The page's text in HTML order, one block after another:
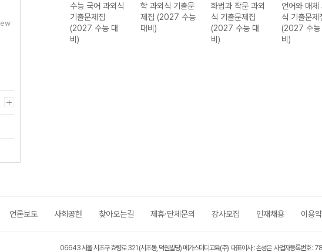
(2027 수능 대
수능 국어 과외식
기출문제집
(2027 수능 대
비)
학 과외식 기출문
제집 (2027 수능
대비)
화법과 작문 과외
식 기출문제집
(2027 수능 대
비)
언어와 매체
식 기출문제
(2027 수능
비)
언론보도 사회공헌 찾아오는길 제휴·단체문의 강사모집 인재채용 이용
06643 서울 서초구 효령로 321 (서초동, 덕원빌딩) 메가스터디교육(주) 대표이사 : 손성은 사업자등록번